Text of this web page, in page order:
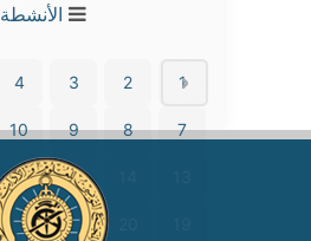
الأنشطة
1
2
3
4
7
8
9
10
15
16
21
22